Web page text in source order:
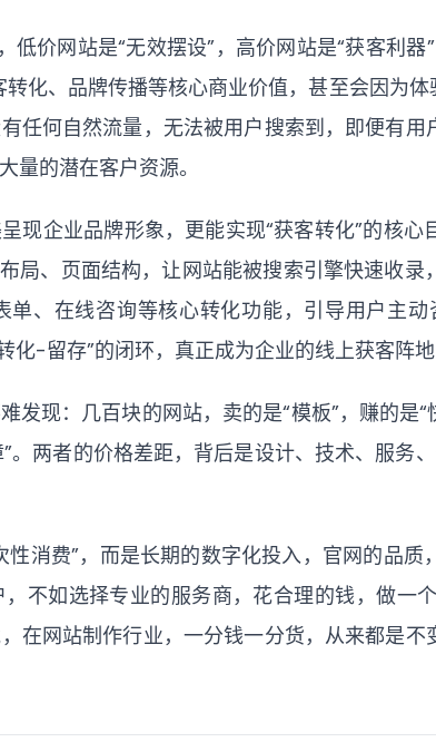
价网站是“无效摆设”，高价网站是“获客利
化、品牌传播等核心商业价值，甚至会因为
任何自然流量，无法被用户搜索到，即便有
量的潜在客户资源。
现企业品牌形象，更能实现“获客转化”的核
局、页面结构，让网站能被搜索引擎快速收
单、在线咨询等核心转化功能，引导用户主
化-留存”的闭环，真正成为企业的线上获客阵
现：几百块的网站，卖的是“模板”，赚的是“
。两者的价格差距，背后是设计、技术、服务
性消费”，而是长期的数字化投入，官网的品
不如选择专业的服务商，花合理的钱，做一
在网站制作行业，一分钱一分货，从来都是